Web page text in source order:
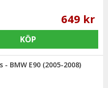
649 kr
KÖP
BMW E90 (2005-2008)